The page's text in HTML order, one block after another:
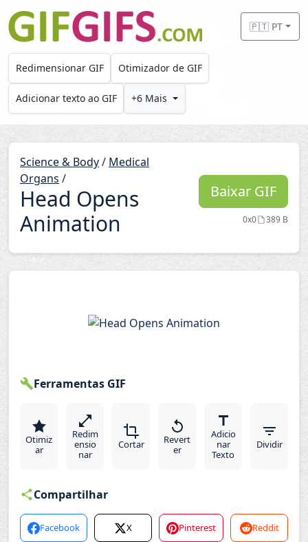
Skip to main content
🇵🇹 PT
Redimensionar GIF Otimizador de GIF
Adicionar texto ao GIF +6 Mais
Science & Body/ Medical
Organs /
Head Opens
Animation
Baixar GIF
0x0 389 B
Ferramentas GIF
Otimiz
ar
Redim
ensio
nar
Cortar
Revert
er
Adicio
nar
Texto
Dividir
Compartilhar
Facebook X Pinterest Reddit